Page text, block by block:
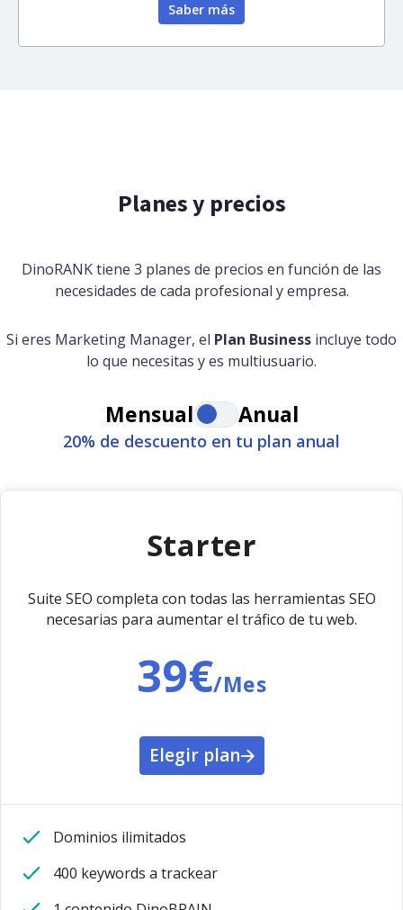
Saber más
Planes y precios
DinoRANK tiene 3 planes de precios en función de las
necesidades de cada profesional y empresa.
Si eres Marketing Manager, el Plan Business incluye todo
lo que necesitas y es multiusuario.
Mensual Anual
20% de descuento en tu plan anual
Starter
Suite SEO completa con todas las herramientas SEO
necesarias para aumentar el tráfico de tu web.
39€/Mes
Elegir plan
Dominios ilimitados
400 keywords a trackear